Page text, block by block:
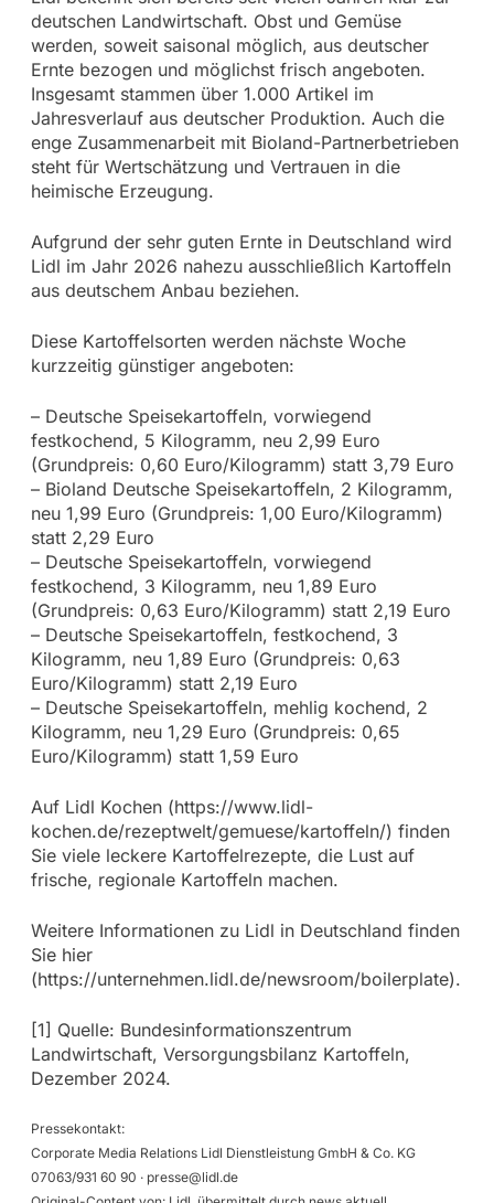
deutschen Landwirtschaft. Obst und Gemüse
werden, soweit saisonal möglich, aus deutscher
Ernte bezogen und möglichst frisch angeboten.
Insgesamt stammen über 1.000 Artikel im
Jahresverlauf aus deutscher Produktion. Auch die
enge Zusammenarbeit mit Bioland-Partnerbetrieben
steht für Wertschätzung und Vertrauen in die
heimische Erzeugung.
Aufgrund der sehr guten Ernte in Deutschland wird
Lidl im Jahr 2026 nahezu ausschließlich Kartoffeln
aus deutschem Anbau beziehen.
Diese Kartoffelsorten werden nächste Woche
kurzzeitig günstiger angeboten:
– Deutsche Speisekartoffeln, vorwiegend
festkochend, 5 Kilogramm, neu 2,99 Euro
(Grundpreis: 0,60 Euro/Kilogramm) statt 3,79 Euro
– Bioland Deutsche Speisekartoffeln, 2 Kilogramm,
neu 1,99 Euro (Grundpreis: 1,00 Euro/Kilogramm)
statt 2,29 Euro
– Deutsche Speisekartoffeln, vorwiegend
festkochend, 3 Kilogramm, neu 1,89 Euro
(Grundpreis: 0,63 Euro/Kilogramm) statt 2,19 Euro
– Deutsche Speisekartoffeln, festkochend, 3
Kilogramm, neu 1,89 Euro (Grundpreis: 0,63
Euro/Kilogramm) statt 2,19 Euro
– Deutsche Speisekartoffeln, mehlig kochend, 2
Kilogramm, neu 1,29 Euro (Grundpreis: 0,65
Euro/Kilogramm) statt 1,59 Euro
Auf Lidl Kochen (https://www.lidl-
kochen.de/rezeptwelt/gemuese/kartoffeln/) finden
Sie viele leckere Kartoffelrezepte, die Lust auf
frische, regionale Kartoffeln machen.
Weitere Informationen zu Lidl in Deutschland finden
Sie hier
(https://unternehmen.lidl.de/newsroom/boilerplate).
[1] Quelle: Bundesinformationszentrum
Landwirtschaft, Versorgungsbilanz Kartoffeln,
Dezember 2024.
Pressekontakt:
Corporate Media Relations Lidl Dienstleistung GmbH & Co. KG
07063/931 60 90 · presse@lidl.de